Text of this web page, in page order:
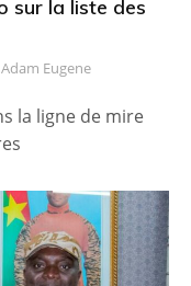
sur la liste des
Adam Eugene
la ligne de mire